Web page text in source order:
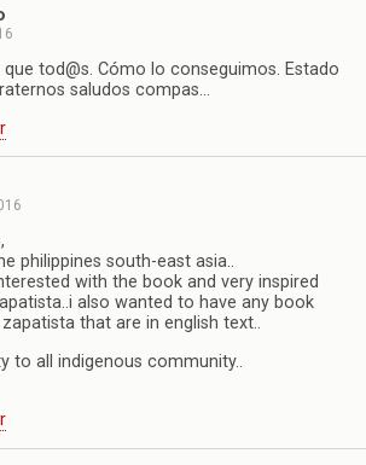
que tod@s. Cómo lo conseguimos. Estado
saludos compas…
philippines south-east asia..
with the book and very inspired
also wanted to have any book
that are in english text..
to all indigenous community..